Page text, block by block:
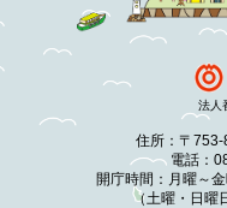
法人
住所：〒
電話：
開庁時間：月曜～
（土曜・日曜